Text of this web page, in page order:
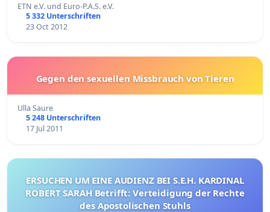
ETN e.V. und Euro-P.A.S. e.V.
5 332 Unterschriften
23 Oct 2012
Gegen den sexuellen Missbrauch von Tieren
Ulla Saure
5 248 Unterschriften
17 Jul 2011
ERSUCHEN UM EINE AUDIENZ BEI S.E.H. KARDINAL
ROBERT SARAH Betrifft: Verteidigung der Rechte
des Apostolischen Stuhls